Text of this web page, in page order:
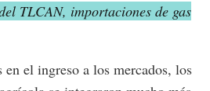
TLCAN, importaciones de gas
en el ingreso a los mercados, los